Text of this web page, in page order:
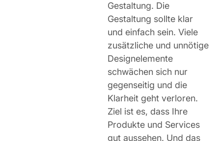
Gestaltung. Die
Gestaltung sollte klar
und einfach sein. Viele
zusätzliche und unnötige
Designelemente
schwächen sich nur
gegenseitig und die
Klarheit geht verloren.
Ziel ist es, dass Ihre
Produkte und Services
gut aussehen. Und das